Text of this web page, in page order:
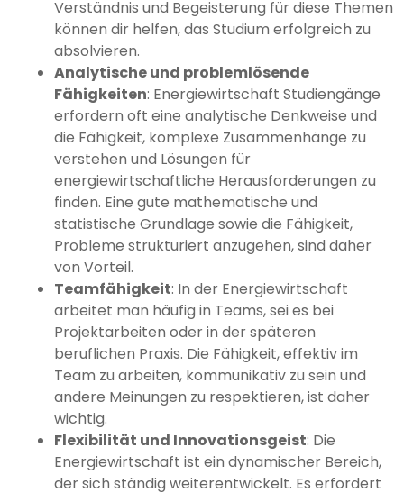
Verständnis und Begeisterung für diese Themen
können dir helfen, das Studium erfolgreich zu
absolvieren.
Analytische und problemlösende
Fähigkeiten: Energiewirtschaft Studiengänge
erfordern oft eine analytische Denkweise und
die Fähigkeit, komplexe Zusammenhänge zu
verstehen und Lösungen für
energiewirtschaftliche Herausforderungen zu
finden. Eine gute mathematische und
statistische Grundlage sowie die Fähigkeit,
Probleme strukturiert anzugehen, sind daher
von Vorteil.
Teamfähigkeit: In der Energiewirtschaft
arbeitet man häufig in Teams, sei es bei
Projektarbeiten oder in der späteren
beruflichen Praxis. Die Fähigkeit, effektiv im
Team zu arbeiten, kommunikativ zu sein und
andere Meinungen zu respektieren, ist daher
wichtig.
Flexibilität und Innovationsgeist: Die
Energiewirtschaft ist ein dynamischer Bereich,
der sich ständig weiterentwickelt. Es erfordert